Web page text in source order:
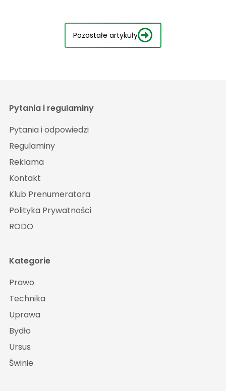
Pozostałe artykuły
Pytania i regulaminy
Pytania i odpowiedzi
Regulaminy
Reklama
Kontakt
Klub Prenumeratora
Polityka Prywatności
RODO
Kategorie
Prawo
Technika
Uprawa
Bydło
Ursus
Świnie